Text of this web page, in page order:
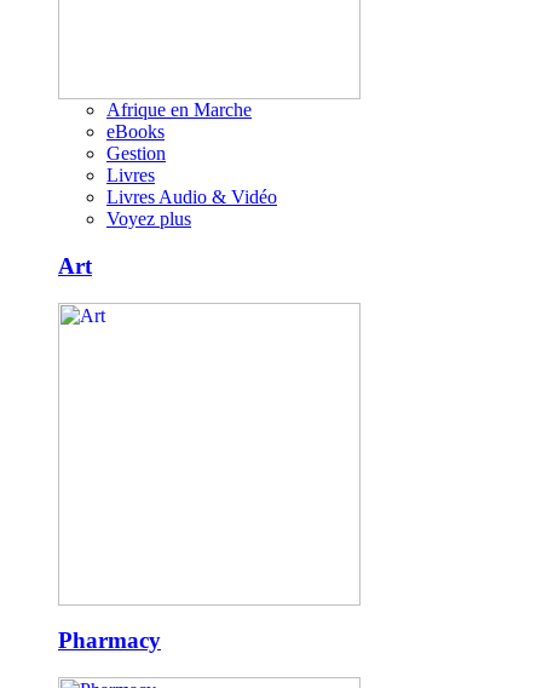
Afrique en Marche
eBooks
Gestion
Livres
Livres Audio & Vidéo
Voyez plus
Art
Pharmacy